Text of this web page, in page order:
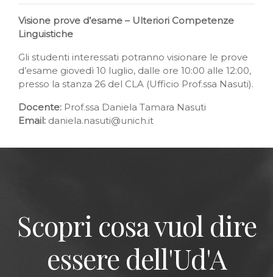
Visione prove d’esame – Ulteriori Competenze
Linguistiche
Gli studenti interessati potranno visionare le prove
d’esame giovedì 10 luglio, dalle ore 10:00 alle 12:00,
presso la stanza 26 del CLA (Ufficio Prof.ssa Nasuti).
Docente: Prof.ssa Daniela Tamara Nasuti
Email: daniela.nasuti@unich.it
Scopri cosa vuol dire
essere dell'Ud'A